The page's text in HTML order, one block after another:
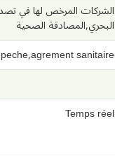
الشركات المرخص لها في
البحري,المصادقة الصحية
sanitaire
Temps réel